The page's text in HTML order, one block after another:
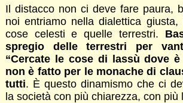
Il distacco non ci deve fare paura,
noi entriamo nella dialettica
cose celesti e quelle terrestri.
spregio delle terrestri per
“Cercate le cose di lassù dove
non è fatto per le monache di
tutti. È questo dinamismo che ci
la società con più chiarezza, con più